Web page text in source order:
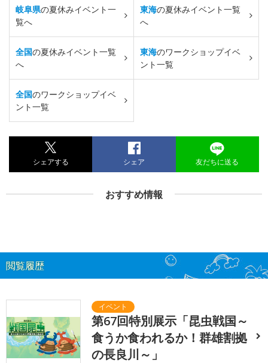
岐阜県の夏休みイベント一
覧へ
東海の夏休みイベント一覧
へ
全国の夏休みイベント一覧
へ
東海のワークショップイベ
ント一覧
全国のワークショップイベ
ント一覧
シェアする シェア 友だちに送る
おすすめ情報
閲覧履歴
第67回特別展示「昆虫戦国～
食うか食われるか！群雄割拠
の長良川～」